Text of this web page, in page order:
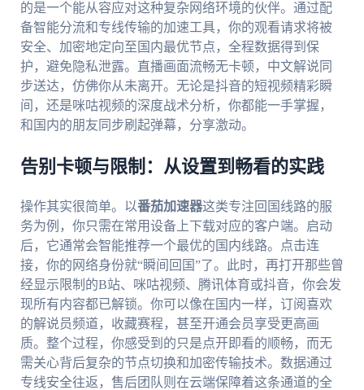
的是一个能从容应对这种复杂网络环境的伙伴。通过配
备智能分流和专线传输的加速工具，你的观看请求将被
安全、加密地定向至国内最优节点，全程数据得到保
护，避免隐私泄露。直播画面流畅无卡顿，中文解说同
步送达，仿佛你从未离开。无论是抖音的短视频精彩瞬
间，还是咪咕视频的深度战术分析，你都能一手掌握，
和国内的朋友同步刷起弹幕，分享激动。
告别卡顿与限制：从设置到畅看的实践
操作其实很简单。以番茄加速器这类专注回国线路的服
务为例，你只需在常用设备上下载对应的客户端。启动
后，它通常会智能推荐一个最优的国内线路。点击连
接，你的网络身份就“瞬间回国”了。此时，再打开那些曾
经显示限制的B站、咪咕视频、腾讯体育或抖音，你会发
现所有内容都已解锁。你可以像在国内一样，订阅喜欢
的解说员频道，收藏赛程，甚至开通会员享受更高画
质。整个过程，你感受到的只是点开即看的顺畅，而无
需关心背后复杂的节点切换和加密传输技术。数据通过
专线安全往返，售后团队则在云端保障着这条通道的全